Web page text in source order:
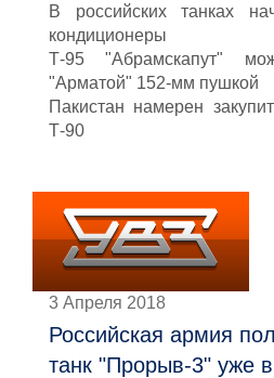
В российских танках
кондиционеры
Т-95 "Абрамскапут"
"Арматой" 152-мм пушкой
Пакистан намерен
Т-90
3 Апреля 2018
Российская армия
танк "Прорыв-3" уже